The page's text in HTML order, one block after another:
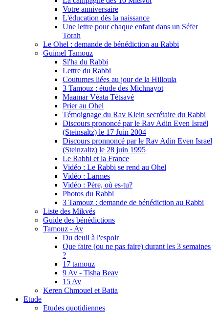
Votre anniversaire
L'éducation dès la naissance
Une lettre pour chaque enfant dans un Séfer
Torah
Le Ohel : demande de bénédiction au Rabbi
Guimel Tamouz
Si'ha du Rabbi
Lettre du Rabbi
Coutumes liées au jour de la Hilloula
3 Tamouz : étude des Michnayot
Maamar Véata Tétsavé
Prier au Ohel
Témoignage du Rav Klein secrétaire du Rabbi
Discours prononcé par le Rav Adin Even Israël
(Steinsaltz) le 17 Juin 2004
Discours pronnoncé par le Rav Adin Even Israel
(Steinzaltz) le 28 juin 1995
Le Rabbi et la France
Vidéo : Le Rabbi se rend au Ohel
Vidéo : Larmes
Vidéo : Père, où es-tu?
Photos du Rabbi
3 Tamouz : demande de bénédiction au Rabbi
Liste des Mikvés
Guide des bénédictions
Tamouz - Av
Du deuil à l'espoir
Que faire (ou ne pas faire) durant les 3 semaines
?
17 tamouz
9 Av - Tisha Beav
15 Av
Keren Chmouel et Batia
Etude
Etudes quotidiennes